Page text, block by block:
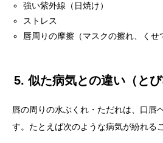
強い紫外線（日焼け）
ストレス
唇周りの摩擦（マスクの擦れ、くせ
5. 似た病気との違い（とび
唇の周りの水ぶくれ・ただれは、口唇
す。たとえば次のような病気が紛れる